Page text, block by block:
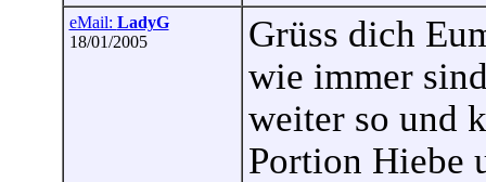
eMail: LadyG
18/01/2005
Grüss dich
wie immer
weiter so und
Portion Hiebe